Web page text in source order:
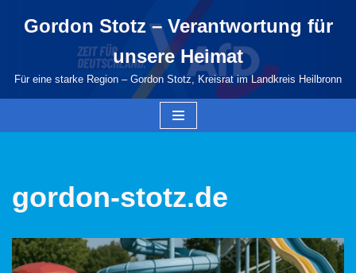
springen
Gordon Stotz – Verantwortung für
unsere Heimat
Für eine starke Region – Gordon Stotz, Kreisrat im Landkreis Heilbronn
gordon-stotz.de